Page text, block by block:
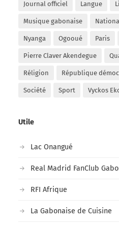
Journal officiel Langue
Musique gabonaise
Nyanga Ogooué Paris
Pierre Claver Akendegue
Réligion République
Société Sport Vyckos
Utile
Lac Onangué
Real Madrid FanClub
RFI Afrique
La Gabonaise de Cuisine